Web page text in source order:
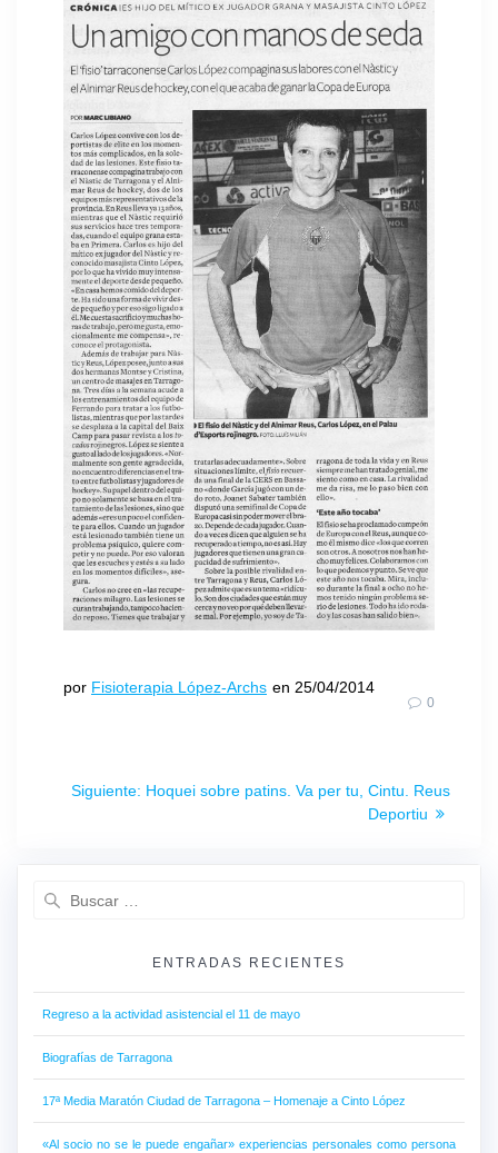
por Fisioterapia López-Archs en 25/04/2014
0
Siguiente: Hoquei sobre patins. Va per tu, Cintu. Reus
Deportiu
ENTRADAS RECIENTES
Regreso a la actividad asistencial el 11 de mayo
Biografías de Tarragona
17ª Media Maratón Ciudad de Tarragona – Homenaje a Cinto López
«Al socio no se le puede engañar» experiencias personales como persona